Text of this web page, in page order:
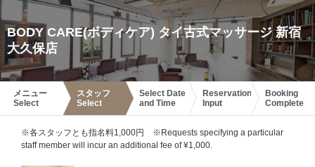
BODY CARE(ボディケア) タイ古式マッサージ 新宿
大久保店
メニュー
Select
スタッフ
Select
Select Date
and Time
Reservation
Input
Booking
Complete
※各スタッフとも指名料1,000円 ※Requests specifying a particular
staff member will incur an additional fee of ¥1,000.